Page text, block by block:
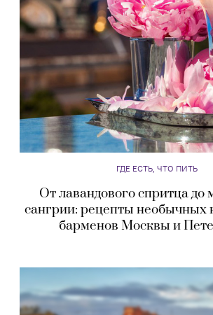
ГДЕ ЕСТЬ, ЧТО ПИТЬ
От лавандового спритца до
сангрии: рецепты необычных
барменов Москвы и